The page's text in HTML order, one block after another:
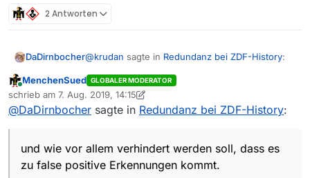
2 Antworten
DaDirnbocher@krudan sagte in Redundanz bei ZDF-History:
falls das Problem generell gehäuft auftritt
bzw. systemimmanent ist?
Nehmen wir an, dass es ein Problem ist. Dann
a. wer der Verursacher ist
b. wie eine Lösung aussehen kann.
Nun, die Crawler suchen nur das zusammen,
was die Sender anbieten. In dem Fall bietet ZDF
den Film 3x an (ist es sicher, dass es 3x exakt
Also wäre die Antwort auf a) also ZDF.
Online
MenchenSued GLOBALER MODERATOR
schrieb am 7. Aug. 2019, 14:15
zuletzt editiert von MenchenSued
@DaDirnbocher sagte in Redundanz bei ZDF-History:
und wie vor allem verhindert werden soll, dass es
zu false positive Erkennungen kommt.